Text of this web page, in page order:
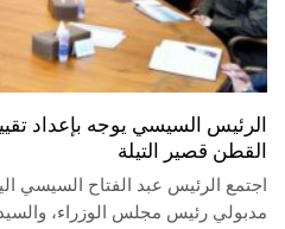
الرئيس السيسي يوجه بإعداد
القطن قصير التيلة
اجتمع الرئيس عبد الفتاح السيسي
مدبولي رئيس مجلس الوزراء،